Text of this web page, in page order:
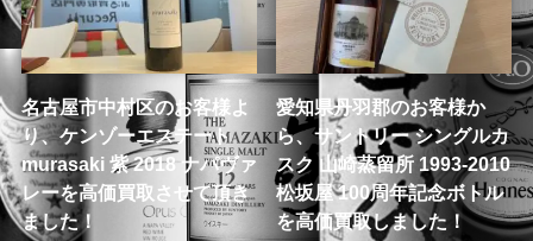
名古屋市中村区のお客様よ
り、ケンゾーエステート
murasaki 紫 2018 ナパヴァ
レーを高価買取させて頂き
ました！
愛知県丹羽郡のお客様か
ら、サントリー シングルカ
スク 山崎蒸留所 1993-2010
松坂屋 100周年記念ボトル
を高価買取しました！